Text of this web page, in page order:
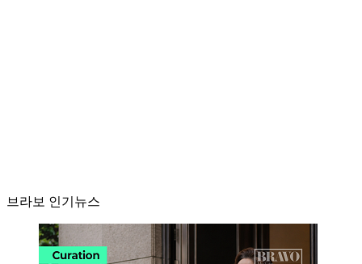
브라보 인기뉴스